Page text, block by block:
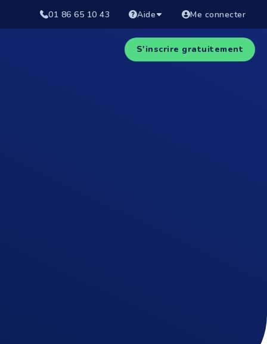
01 86 65 10 43 Aide Me connecter
S'inscrire gratuitement